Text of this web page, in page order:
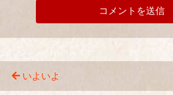
いよいよ